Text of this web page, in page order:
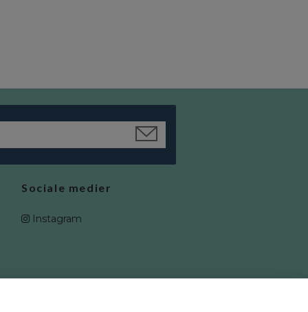
Sociale medier
Instagram